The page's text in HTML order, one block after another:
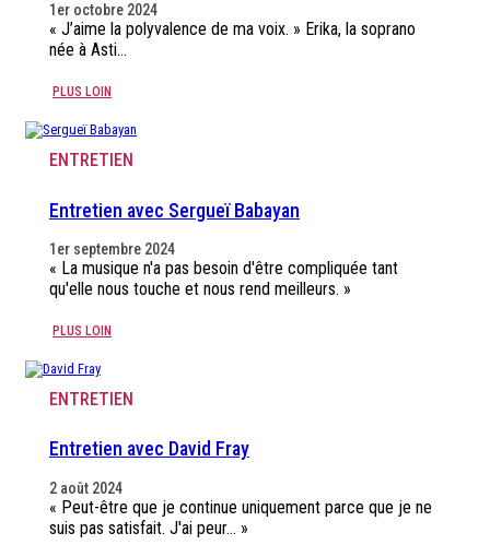
1er octobre 2024
« J’aime la polyvalence de ma voix. » Erika, la soprano
née à Asti…
PLUS LOIN
ENTRETIEN
Entretien avec Sergueï Babayan
1er septembre 2024
« La musique n'a pas besoin d'être compliquée tant
qu'elle nous touche et nous rend meilleurs. »
PLUS LOIN
ENTRETIEN
Entretien avec David Fray
2 août 2024
« Peut-être que je continue uniquement parce que je ne
suis pas satisfait. J'ai peur… »